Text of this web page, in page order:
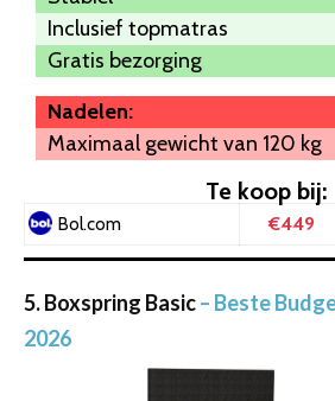
Inclusief topmatras
Gratis bezorging
Nadelen:
Maximaal gewicht van 120 kg
Te koop bij:
Bol.com €449
5. Boxspring Basic– Beste
2026